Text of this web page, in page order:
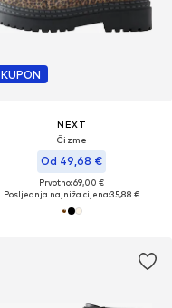
KUPON
NEXT
Čizme
Od 49,68 €
Prvotno: 69,00 €
Posljednja najniža cijena:35,88 €